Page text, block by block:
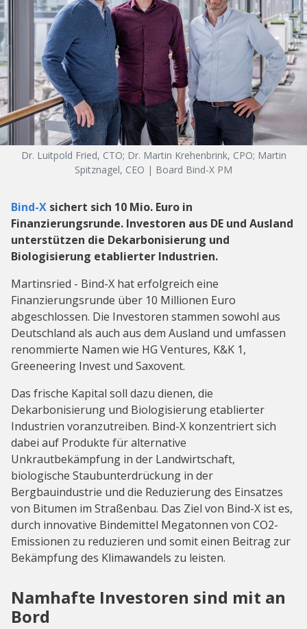
Dr. Luitpold Fried, CTO; Dr. Martin Krehenbrink, CPO; Martin
Spitznagel, CEO | Board Bind-X PM
Bind-X sichert sich 10 Mio. Euro in
Finanzierungsrunde. Investoren aus DE und Ausland
unterstützen die Dekarbonisierung und
Biologisierung etablierter Industrien.
Martinsried - Bind-X hat erfolgreich eine
Finanzierungsrunde über 10 Millionen Euro
abgeschlossen. Die Investoren stammen sowohl aus
Deutschland als auch aus dem Ausland und umfassen
renommierte Namen wie HG Ventures, K&K 1,
Greeneering Invest und Saxovent.
Das frische Kapital soll dazu dienen, die
Dekarbonisierung und Biologisierung etablierter
Industrien voranzutreiben. Bind-X konzentriert sich
dabei auf Produkte für alternative
Unkrautbekämpfung in der Landwirtschaft,
biologische Staubunterdrückung in der
Bergbauindustrie und die Reduzierung des Einsatzes
von Bitumen im Straßenbau. Das Ziel von Bind-X ist es,
durch innovative Bindemittel Megatonnen von CO2-
Emissionen zu reduzieren und somit einen Beitrag zur
Bekämpfung des Klimawandels zu leisten.
Namhafte Investoren sind mit an
Bord